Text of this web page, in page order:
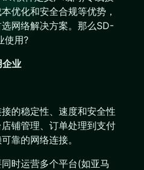
优化和安全合规等优势，
网络解决方案。那么SD-
使用?
企业
的稳定性、速度和安全性
铺管理、订单处理到支付
靠的网络连接。
时运营多个平台(如亚马